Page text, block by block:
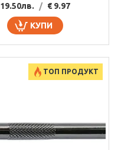
19.50лв. / € 9.97
КУПИ
ТОП ПРОДУКТ